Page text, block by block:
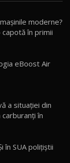
moderne?
în primii
eBoost Air
a situației din
în
în SUA polițiștii